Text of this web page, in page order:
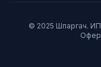
© 2025 Шпаргач.